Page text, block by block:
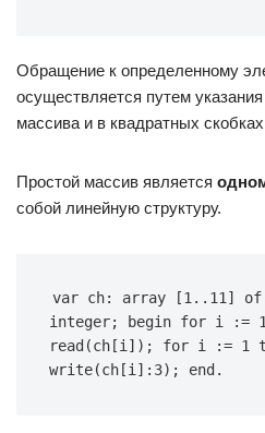
Обращение к определенному
осуществляется путем
массива и в квадратных
Простой массив является
собой линейную структуру.
var ch: array [1..11]
integer; begin for i :=
read(ch[i]); for i := 1
write(ch[i]:3); end.